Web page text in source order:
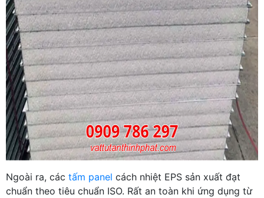
Ngoài ra, các tấm panel cách nhiệt EPS sản xuất đạt
chuẩn theo tiêu chuẩn ISO. Rất an toàn khi ứng dụng từ